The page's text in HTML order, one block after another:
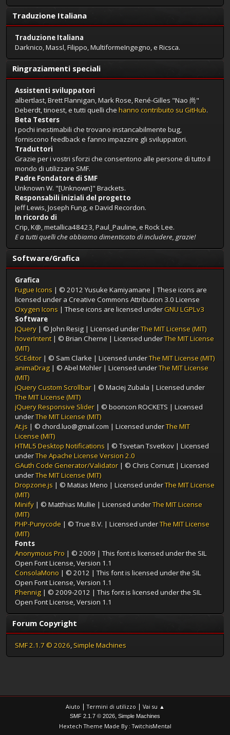
Traduzione Italiana
Traduzione Italiana
Darknico, Massl, Filippo, MultiformeIngegno, e Ricsca.
Ringraziamenti speciali
Assistenti sviluppatori
albertlast, Brett Flannigan, Mark Rose, René-Gilles "Nao 尚"
Deberdt, tinoest, e tutti quelli che hanno contribuito su GitHub.
Beta Testers
I pochi inestimabili che trovano instancabilmente bug,
forniscono feedback e fanno impazzire gli sviluppatori.
Traduttori
Grazie per i vostri sforzi che consentono alle persone di tutto il
mondo di utilizzare SMF.
Padre Fondatore di SMF
Unknown W. "[Unknown]" Brackets.
Responsabili iniziali del progetto
Jeff Lewis, Joseph Fung, e David Recordon.
In ricordo di
Crip, K@, metallica48423, Paul_Pauline, e Rock Lee.
E a tutti quelli che abbiamo dimenticato di includere, grazie!
Software/Grafica
Grafica
Fugue Icons | © 2012 Yusuke Kamiyamane | These icons are
licensed under a Creative Commons Attribution 3.0 License
Oxygen Icons | These icons are licensed underGNU LGPLv3
Software
JQuery | © John Resig | Licensed underThe MIT License (MIT)
hoverIntent| © Brian Cherne | Licensed underThe MIT License
(MIT)
SCEditor| © Sam Clarke | Licensed underThe MIT License (MIT)
animaDrag| © Abel Mohler | Licensed underThe MIT License
(MIT)
jQuery Custom Scrollbar| © Maciej Zubala | Licensed under
The MIT License (MIT)
jQuery Responsive Slider| © booncon ROCKETS | Licensed
underThe MIT License (MIT)
At.js | © chord.luo@gmail.com | Licensed underThe MIT
License (MIT)
HTML5 Desktop Notifications | © Tsvetan Tsvetkov | Licensed
underThe Apache License Version 2.0
GAuth Code Generator/Validator| © Chris Cornutt | Licensed
underThe MIT License (MIT)
Dropzone.js | © Matias Meno | Licensed underThe MIT License
(MIT)
Minify | © Matthias Mullie | Licensed underThe MIT License
(MIT)
PHP-Punycode | © True B.V. | Licensed underThe MIT License
(MIT)
Fonts
Anonymous Pro | © 2009 | This font is licensed under the SIL
Open Font License, Version 1.1
ConsolaMono | © 2012 | This font is licensed under the SIL
Open Font License, Version 1.1
Phennig| © 2009-2012 | This font is licensed under the SIL
Open Font License, Version 1.1
Forum Copyright
SMF 2.1.7 © 2026, Simple Machines
Aiuto |Termini di utilizzo | Vai su ▲
SMF 2.1.7 © 2026 Simple Machines
Hextech Theme Made By : TwitchisMental